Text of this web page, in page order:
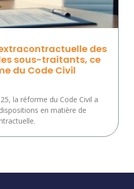
des
sous-traitants, ce
du Code Civil
la réforme du Code Civil a
en matière de